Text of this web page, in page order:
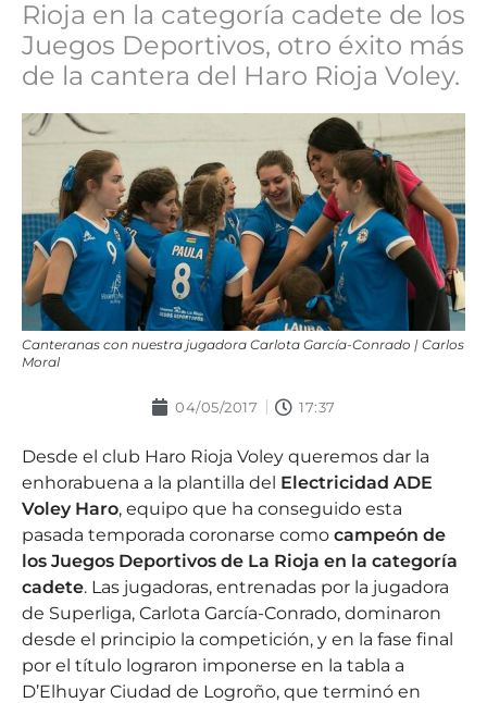
Rioja en la categoría cadete de los
Juegos Deportivos, otro éxito más
de la cantera del Haro Rioja Voley.
Canteranas con nuestra jugadora Carlota García-Conrado | Carlos
Moral
04/05/2017 17:37
Desde el club Haro Rioja Voley queremos dar la
enhorabuena a la plantilla del Electricidad ADE
Voley Haro, equipo que ha conseguido esta
pasada temporada coronarse como campeón de
los Juegos Deportivos de La Rioja en la categoría
cadete. Las jugadoras, entrenadas por la jugadora
de Superliga, Carlota García-Conrado, dominaron
desde el principio la competición, y en la fase final
por el título lograron imponerse en la tabla a
D’Elhuyar Ciudad de Logroño, que terminó en